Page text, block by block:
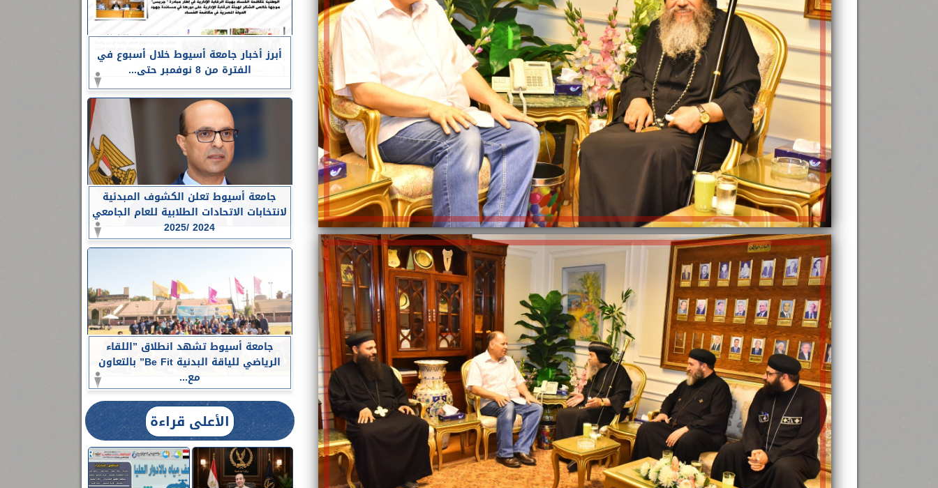
أبرز أخبار جامعة أسيوط خلال أسبوع في
الفترة من 8 نوفمبر حتى...
جامعة أسيوط تعلن الكشوف المبدئية
لانتخابات الاتحادات الطلابية للعام الجامعي
2024 /2025
جامعة أسيوط تشهد انطلاق ”اللقاء
الرياضي للياقة البدنية Be Fit” بالتعاون
مع...
الأعلى قراءة